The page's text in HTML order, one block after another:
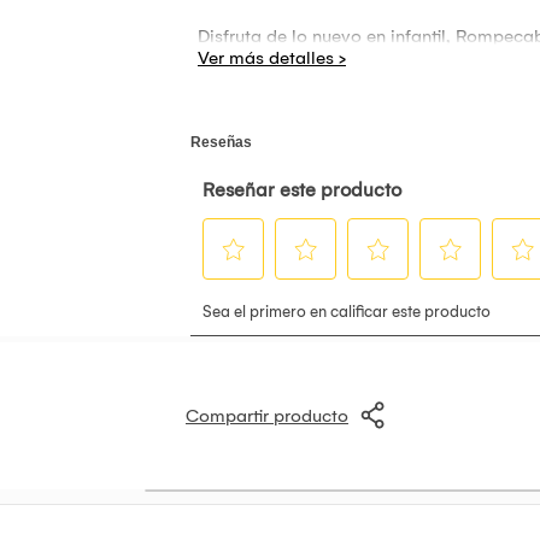
Disfruta de lo nuevo en infantil,
Compartir producto